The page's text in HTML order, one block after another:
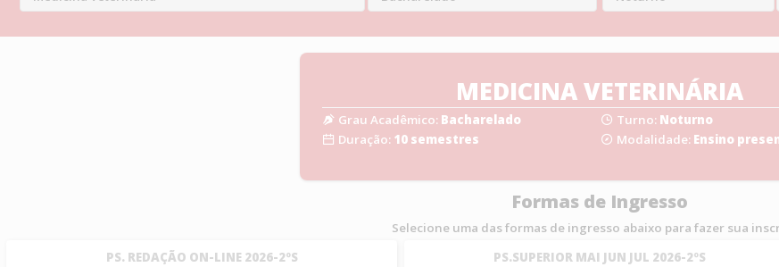
MEDICINA VETERINÁRIA
Grau Acadêmico: Bacharelado Turno: Noturno
Duração: 10 semestres Modalidade: Ensino
Formas de Ingresso
Selecione uma das formas de ingresso abaixo para fazer sua
PS. REDAÇÃO ON-LINE 2026-2ºS
PS.SUPERIOR MAI JUN JUL 2026-2ºS